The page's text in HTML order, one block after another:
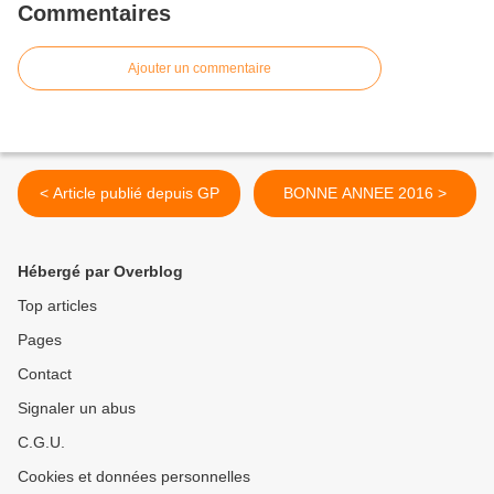
Commentaires
Ajouter un commentaire
< Article publié depuis GP BONNE ANNEE 2016 >
Hébergé par Overblog
Top articles
Pages
Contact
Signaler un abus
C.G.U.
Cookies et données personnelles